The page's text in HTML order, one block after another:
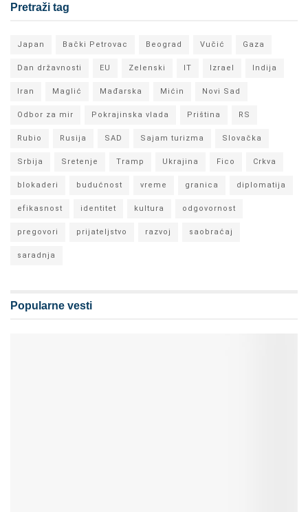
Pretraži tag
Japan Bački Petrovac Beograd Vučić Gaza
Dan državnosti EU Zelenski IT Izrael Indija
Iran Maglić Mađarska Mićin Novi Sad
Odbor za mir Pokrajinska vlada Priština RS
Rubio Rusija SAD Sajam turizma Slovačka
Srbija Sretenje Tramp Ukrajina Fico Crkva
blokaderi budućnost vreme granica diplomatija
efikasnost identitet kultura odgovornost
pregovori prijateljstvo razvoj saobraćaj
saradnja
Popularne vesti